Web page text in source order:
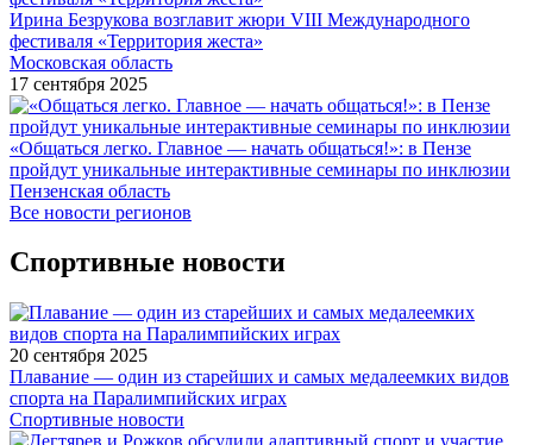
Ирина Безрукова возглавит жюри VIII Международного
фестиваля «Территория жеста»
Московская область
17 сентября 2025
«Общаться легко. Главное — начать общаться!»: в Пензе
пройдут уникальные интерактивные семинары по инклюзии
Пензенская область
Все новости регионов
Спортивные новости
20 сентября 2025
Плавание — один из старейших и самых медалеемких видов
спорта на Паралимпийских играх
Спортивные новости